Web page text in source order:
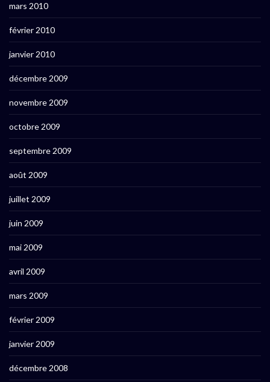
mars 2010
février 2010
janvier 2010
décembre 2009
novembre 2009
octobre 2009
septembre 2009
août 2009
juillet 2009
juin 2009
mai 2009
avril 2009
mars 2009
février 2009
janvier 2009
décembre 2008